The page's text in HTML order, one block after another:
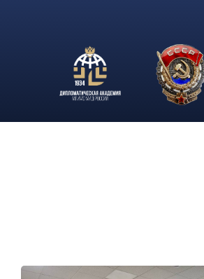
«Иностранец» режиссера Ники Илиева.